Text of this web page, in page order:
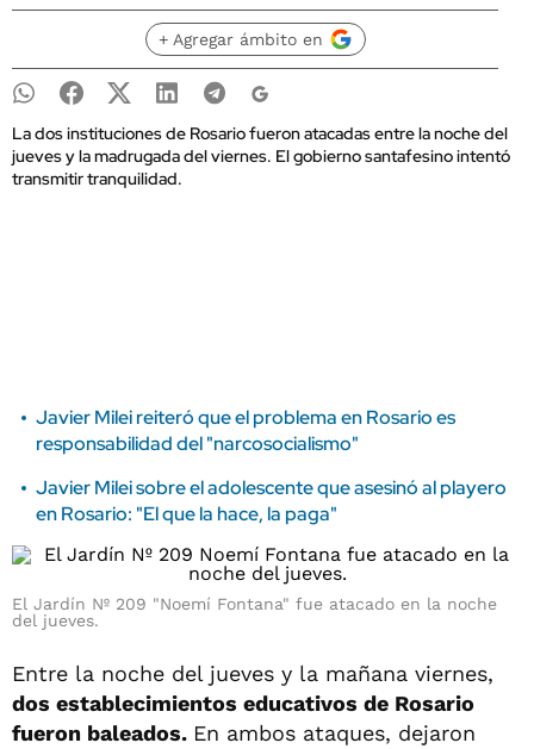
+ Agregar ámbito en
La dos instituciones de Rosario fueron atacadas entre la noche del
jueves y la madrugada del viernes. El gobierno santafesino intentó
transmitir tranquilidad.
Javier Milei reiteró que el problema en Rosario es
responsabilidad del "narcosocialismo"
Javier Milei sobre el adolescente que asesinó al playero
en Rosario: "El que la hace, la paga"
El Jardín Nº 209 "Noemí Fontana" fue atacado en la noche
del jueves.
Entre la noche del jueves y la mañana viernes,
dos establecimientos educativos de Rosario
fueron baleados. En ambos ataques, dejaron